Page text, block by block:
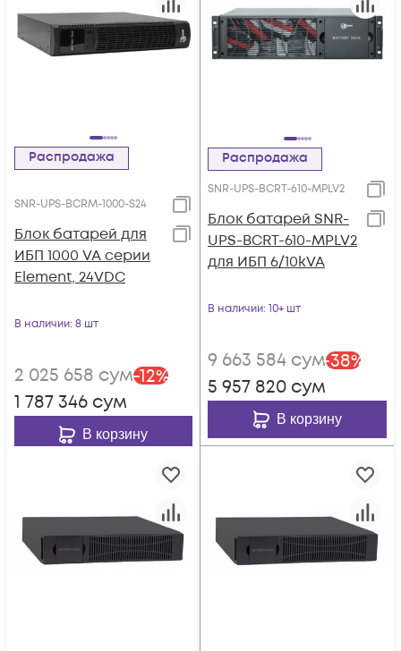
Распродажа
SNR-UPS-BCRM-1000-S24
Блок батарей для
ИБП 1000 VA серии
Element, 24VDC
В наличии: 8 шт
2 025 658 сум-12%
1 787 346 сум
В корзину
Распродажа
SNR-UPS-BCRT-610-MPLV2
Блок батарей SNR-
UPS-BCRT-610-MPLV2
для ИБП 6/10kVA
В наличии: 10+ шт
9 663 584 сум-38%
5 957 820 сум
В корзину